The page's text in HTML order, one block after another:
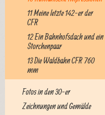
11 Meine letzte 142-er der
CFR
12 Ein Bahnhofsdach und ein
Storchenpaar
13 Die Waldbahn CFR 760
mm
Fotos in den 30-er
Zeichnungen und Gemälde